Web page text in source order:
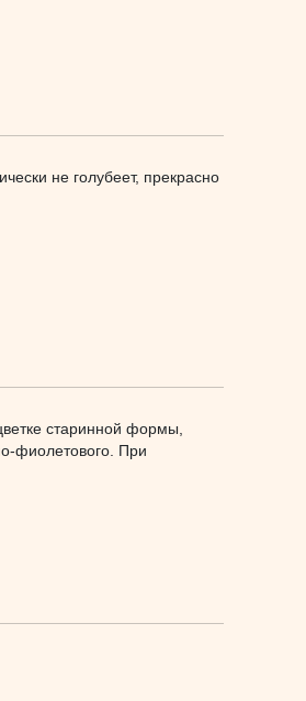
не голубеет, прекрасно
старинной формы,
фиолетового. При